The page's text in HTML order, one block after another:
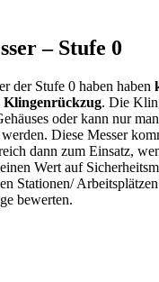
– Stufe 0
der Stufe 0 haben haben
Klingenrückzug. Die
oder kann nur
Diese Messer
dann zum Einsatz,
Wert auf
Stationen/
bewerten.